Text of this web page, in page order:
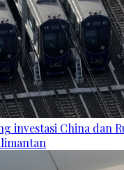
investasi China dan